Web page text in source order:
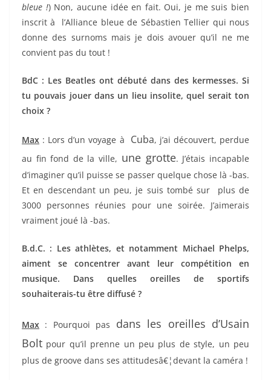
bleue !) Non, aucune idée en fait. Oui, je me suis bien
inscrit à l’Alliance bleue de Sébastien Tellier qui nous
donne des surnoms mais je dois avouer qu’il ne me
convient pas du tout !
BdC : Les Beatles ont débuté dans des kermesses. Si
tu pouvais jouer dans un lieu insolite, quel serait ton
choix ?
Max : Lors d’un voyage à Cuba, j’ai découvert, perdue
au fin fond de la ville, une grotte. J’étais incapable
d’imaginer qu’il puisse se passer quelque chose là -bas.
Et en descendant un peu, je suis tombé sur plus de
3000 personnes réunies pour une soirée. J’aimerais
vraiment joué là -bas.
B.d.C. : Les athlètes, et notamment Michael Phelps,
aiment se concentrer avant leur compétition en
musique. Dans quelles oreilles de sportifs
souhaiterais-tu être diffusé ?
Max : Pourquoi pas dans les oreilles d’Usain
Bolt pour qu’il prenne un peu plus de style, un peu
plus de groove dans ses attitudesâ€¦devant la caméra !